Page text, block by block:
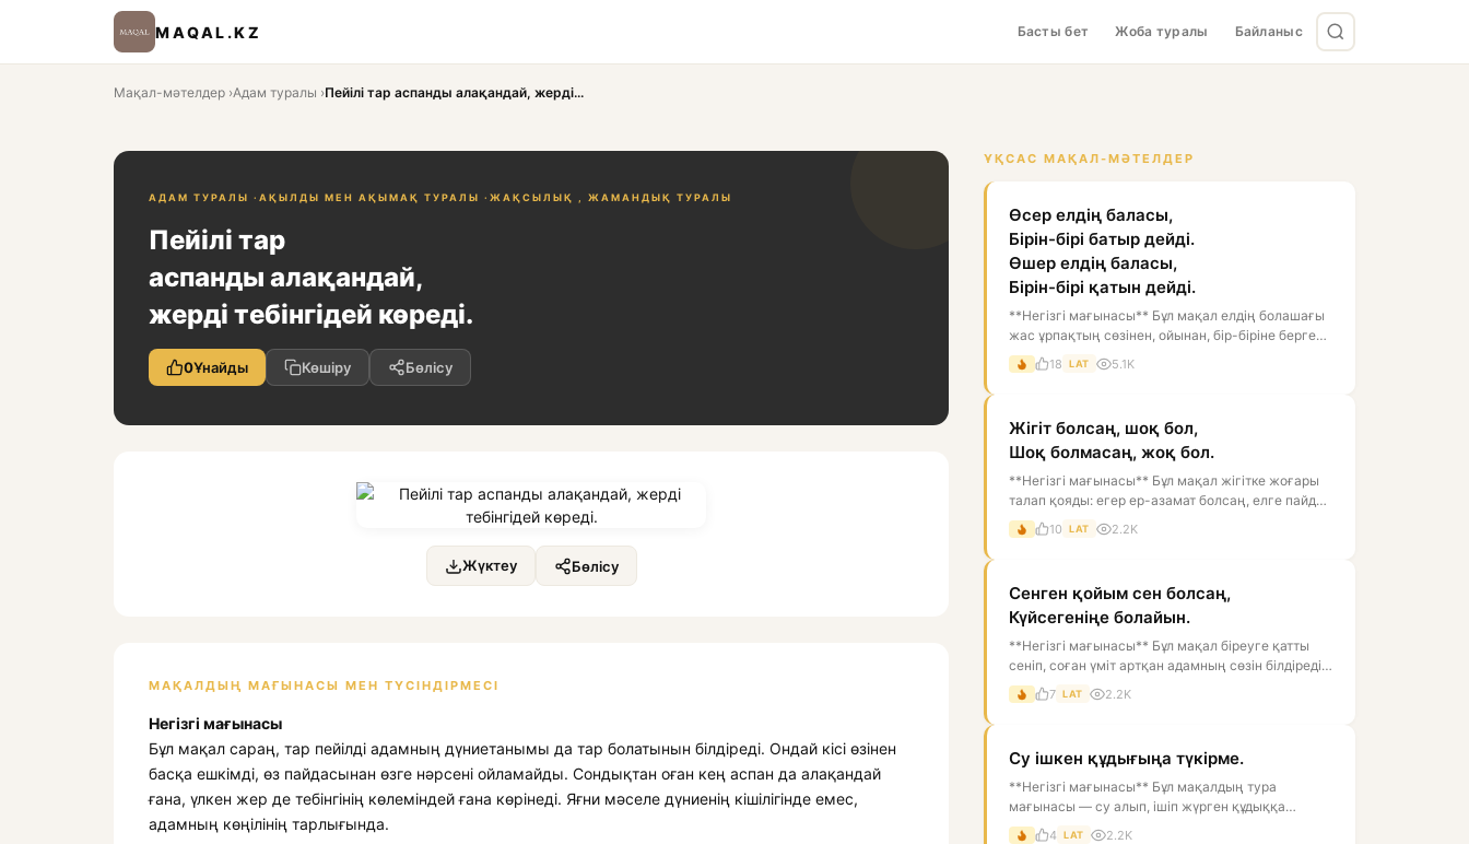
MAQAL.KZ Басты бет Жоба туралы Байланыс
Мақал-мәтелдер ›Адам туралы ›Пейілі тар аспанды алақандай, жерді...
АДАМ ТУРАЛЫ · АҚЫЛДЫ МЕН АҚЫМАҚ ТУРАЛЫ · ЖАҚСЫЛЫҚ , ЖАМАНДЫҚ ТУРАЛЫ
Пейілі тар
аспанды алақандай,
жерді тебінгідей көреді.
0Ұнайды Көшіру Бөлісу
Жүктеу Бөлісу
МАҚАЛДЫҢ МАҒЫНАСЫ МЕН ТҮСІНДІРМЕСІ
Негізгі мағынасы
Бұл мақал сараң, тар пейілді адамның дүниетанымы да тар болатынын білдіреді. Ондай кісі өзінен
басқа ешкімді, өз пайдасынан өзге нәрсені ойламайды. Сондықтан оған кең аспан да алақандай
ғана, үлкен жер де тебінгінің көлеміндей ғана көрінеді. Яғни мәселе дүниенің кішілігінде емес,
адамның көңілінің тарлығында.
ҰҚСАС МАҚАЛ-МӘТЕЛДЕР
Өсер елдің баласы,
Бірін-бірі батыр дейді.
Өшер елдің баласы,
Бірін-бірі қатын дейді.
**Негізгі мағынасы** Бұл мақал елдің болашағы
жас ұрпақтың сөзінен, ойынан, бір-біріне берген
бағасынан білінеді дегенді...
18 LAT 5.1K
Жігіт болсаң, шоқ бол,
Шоқ болмасаң, жоқ бол.
**Негізгі мағынасы** Бұл мақал жігітке жоғары
талап қояды: егер ер-азамат болсаң, елге пайдаң
тиетін, мінезі мықты, ісі...
10 LAT 2.2K
Сенген қойым сен болсаң,
Күйсегеніңе болайын.
**Негізгі мағынасы** Бұл мақал біреуге қатты
сеніп, соған үміт артқан адамның сөзін білдіреді.
Тура мағынасы — «егер се...
7 LAT 2.2K
Су ішкен құдығыңа түкірме.
**Негізгі мағынасы** Бұл мақалдың тура
мағынасы — су алып, ішіп жүрген құдыққа
түкіруге болмайды, өйткені ол суды ластай...
4 LAT 2.2K